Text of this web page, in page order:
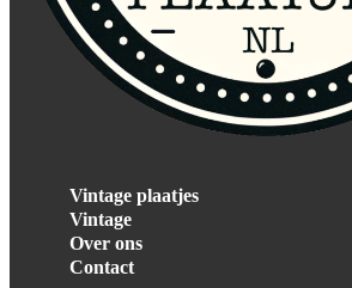
Vintage plaatjes
Vintage
Over ons
Contact